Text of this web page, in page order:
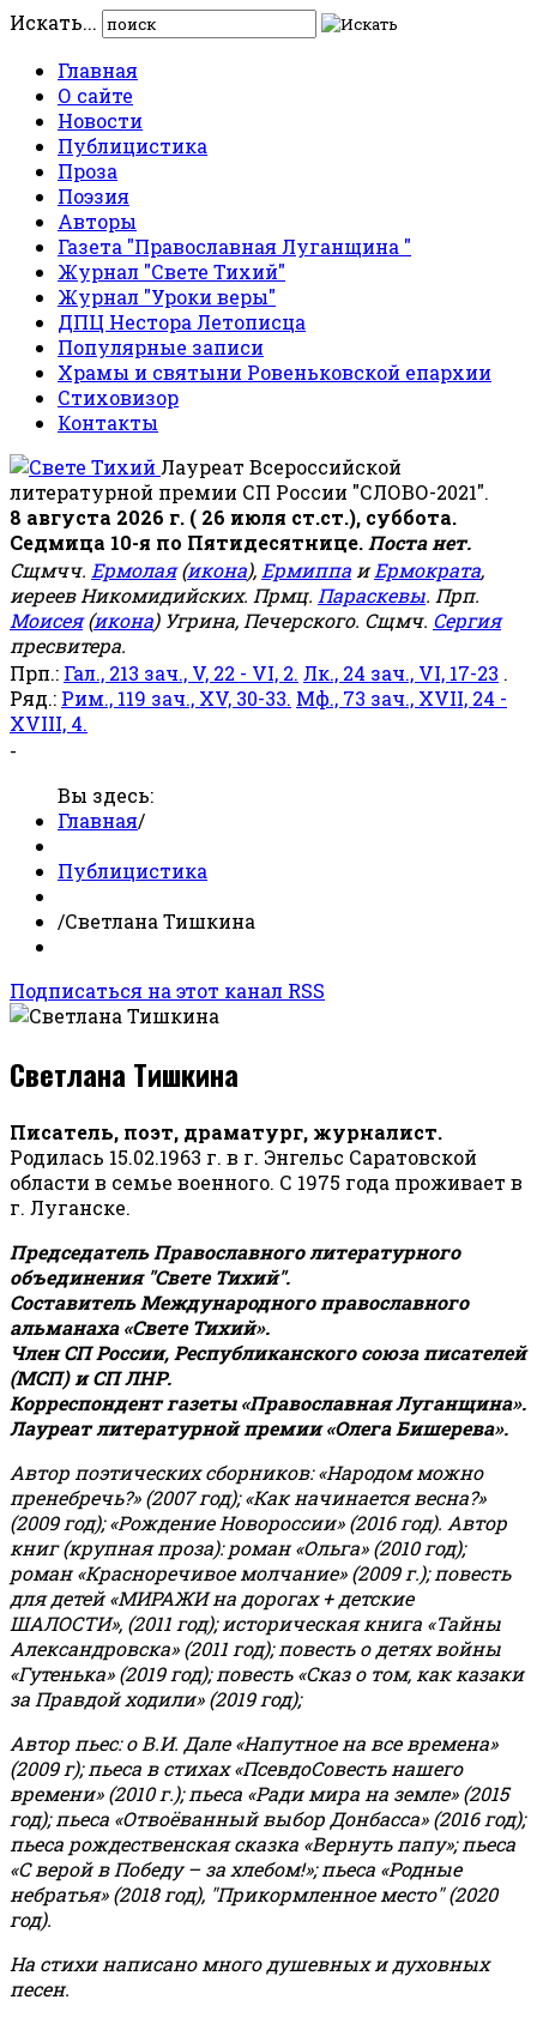
Искать...
Главная
О сайте
Новости
Публицистика
Проза
Поэзия
Авторы
Газета "Православная Луганщина "
Журнал "Свете Тихий"
Журнал "Уроки веры"
ДПЦ Нестора Летописца
Популярные записи
Храмы и святыни Ровеньковской епархии
Стиховизор
Контакты
Лауреат Всероссийской
литературной премии СП России "СЛОВО-2021".
8 августа 2026 г. ( 26 июля ст.ст.), суббота.
Седмица 10-я по Пятидесятнице. Поста нет.
Сщмчч. Ермолая(икона), Ермиппа иЕрмократа,
иереев Никомидийских. Прмц. Параскевы. Прп.
Моисея(икона) Угрина, Печерского. Сщмч. Сергия
пресвитера.
Прп.: Гал., 213 зач., V, 22 - VI, 2. Лк., 24 зач., VI, 17-23 .
Ряд.: Рим., 119 зач., XV, 30-33. Мф., 73 зач., XVII, 24 -
XVIII, 4.
-
Вы здесь:
Главная/
Публицистика
/Светлана Тишкина
Подписаться на этот канал RSS
Светлана Тишкина
Писатель, поэт, драматург, журналист.
Родилась 15.02.1963 г. в г. Энгельс Саратовской
области в семье военного. С 1975 года проживает в
г. Луганске.
Председатель Православного литературного
объединения "Свете Тихий".
Составитель Международного православного
альманаха «Свете Тихий».
Член СП России, Республиканского союза писателей
(МСП) и СП ЛНР.
Корреспондент газеты «Православная Луганщина».
Лауреат литературной премии «Олега Бишерева».
Автор поэтических сборников: «Народом можно
пренебречь?» (2007 год); «Как начинается весна?»
(2009 год); «Рождение Новороссии» (2016 год). Автор
книг (крупная проза): роман «Ольга» (2010 год);
роман «Красноречивое молчание» (2009 г.); повесть
для детей «МИРАЖИ на дорогах + детские
ШАЛОСТИ», (2011 год); историческая книга «Тайны
Александровска» (2011 год); повесть о детях войны
«Гутенька» (2019 год); повесть «Сказ о том, как казаки
за Правдой ходили» (2019 год);
Автор пьес: о В.И. Дале «Напутное на все времена»
(2009 г); пьеса в стихах «ПсевдоСовесть нашего
времени» (2010 г.); пьеса «Ради мира на земле» (2015
год); пьеса «Отвоёванный выбор Донбасса» (2016 год);
пьеса рождественская сказка «Вернуть папу»; пьеса
«С верой в Победу – за хлебом!»;пьеса «Родные
небратья» (2018 год), "Прикормленное место" (2020
год).
На стихи написано много душевных и духовных
песен.